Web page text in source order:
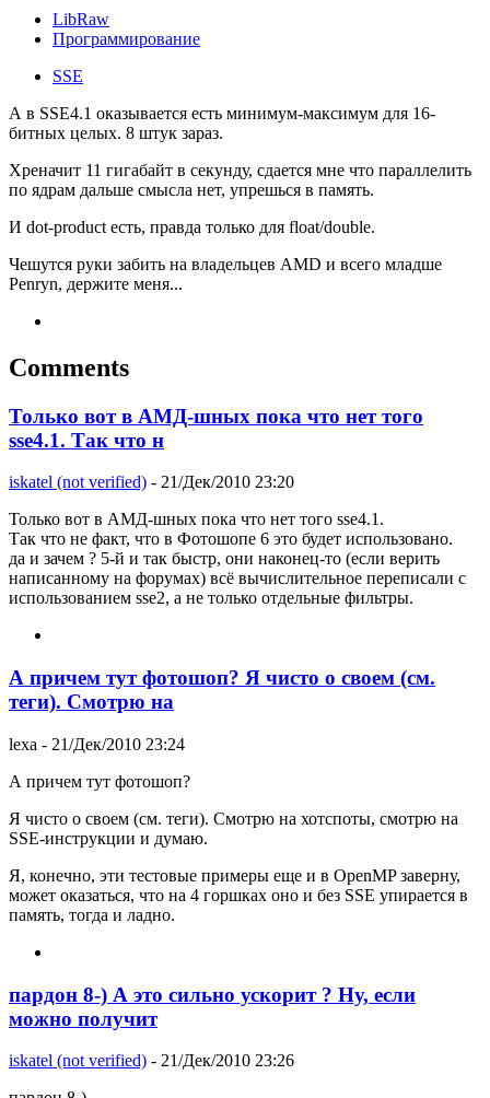
LibRaw
Программирование
SSE
А в SSE4.1 оказывается есть минимум-максимум для 16-
битных целых. 8 штук зараз.
Хреначит 11 гигабайт в секунду, сдается мне что параллелить
по ядрам дальше смысла нет, упрешься в память.
И dot-product есть, правда только для float/double.
Чешутся руки забить на владельцев AMD и всего младше
Penryn, держите меня...
Comments
Только вот в АМД-шных пока что нет того
sse4.1. Так что н
iskatel (not verified) - 21/Дек/2010 23:20
Только вот в АМД-шных пока что нет того sse4.1.
Так что не факт, что в Фотошопе 6 это будет использовано.
да и зачем ? 5-й и так быстр, они наконец-то (если верить
написанному на форумах) всё вычислительное переписали с
использованием sse2, а не только отдельные фильтры.
А причем тут фотошоп? Я чисто о своем (см.
теги). Смотрю на
lexa - 21/Дек/2010 23:24
А причем тут фотошоп?
Я чисто о своем (см. теги). Смотрю на хотспоты, смотрю на
SSE-инструкции и думаю.
Я, конечно, эти тестовые примеры еще и в OpenMP заверну,
может оказаться, что на 4 горшках оно и без SSE упирается в
память, тогда и ладно.
пардон 8-) А это сильно ускорит ? Ну, если
можно получит
iskatel (not verified) - 21/Дек/2010 23:26